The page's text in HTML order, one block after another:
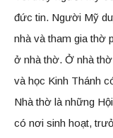
đức tin. Người Mỹ
nhà và tham gia thờ
ở nhà thờ. Ở nhà
và học Kinh Thánh
Nhà thờ là những
có nơi sinh hoạt,